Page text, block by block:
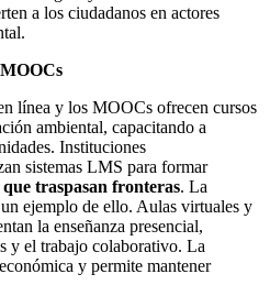
a los ciudadanos en actores
línea y los MOOCs ofrecen cursos
ambiental, capacitando a
Instituciones
sistemas LMS para formar
traspasan fronteras. La
ejemplo de ello. Aulas virtuales y
la enseñanza presencial,
y el trabajo colaborativo. La
y permite mantener